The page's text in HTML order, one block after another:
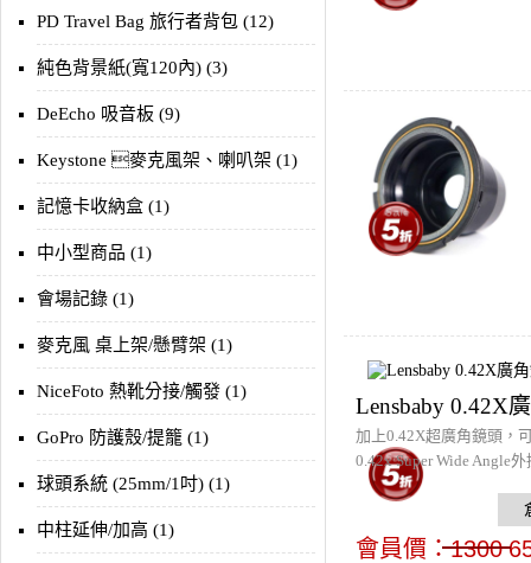
PD Travel Bag 旅行者背包 (12)
純色背景紙(寬120內) (3)
DeEcho 吸音板 (9)
Keystone 麥克風架、喇叭架 (1)
記憶卡收納盒 (1)
中小型商品 (1)
會場記錄 (1)
麥克風 桌上架/懸臂架 (1)
NiceFoto 熱靴分接/觸發 (1)
GoPro 防護殼/提籠 (1)
球頭系統 (25mm/1吋) (1)
中柱延伸/加高 (1)
Lensbaby 0.42X
加上0.42X超廣角鏡頭，
0.42x Super Wide Angle
會員價：1300